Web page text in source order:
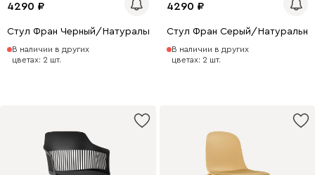
4290
Стул Фран Черный/Натуральный
В наличии в других
цветах: 2 шт.
4290
Стул Фран Серый/
В наличии в других
цветах: 2 шт.